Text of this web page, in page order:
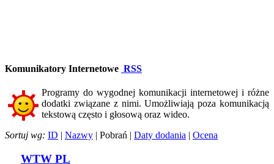
Komunikatory Internetowe RSS
Programy do wygodnej komunikacji internetowej i różne
dodatki związane z nimi. Umożliwiają poza komunikacją
tekstową często i głosową oraz wideo.
Sortuj wg: ID | Nazwy | Pobrań | Daty dodania | Ocena
WTW PL